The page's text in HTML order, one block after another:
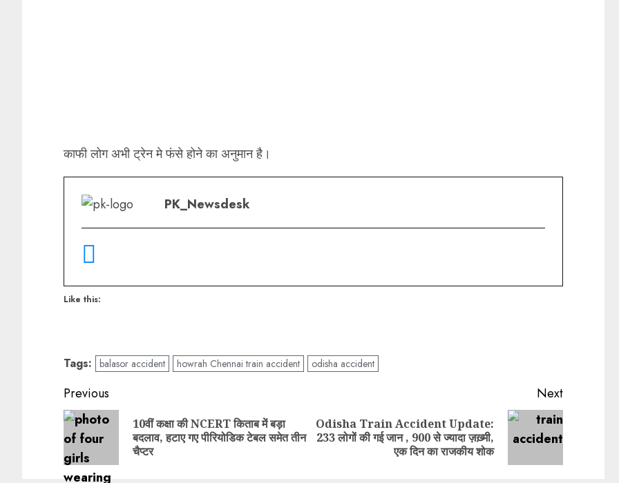
काफी लोग अभी ट्रेन मे फंसे होने का अनुमान है।
PK_Newsdesk
Like this:
Tags: balasor accident howrah Chennai train accident odisha accident
Previous
10वीं कक्षा की NCERT किताब में बड़ा
बदलाव, हटाए गए पीरियोडिक टेबल समेत तीन
चैप्टर
Next
Odisha Train Accident Update:
233 लोगों की गई जान , 900 से ज्यादा ज़ख़्मी,
एक दिन का राजकीय शोक